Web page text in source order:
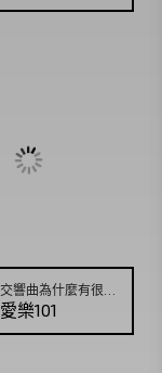
愛樂101